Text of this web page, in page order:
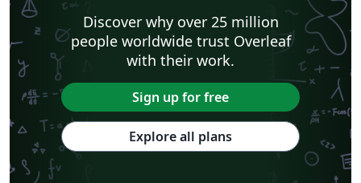
Discover why over 25 million
people worldwide trust Overleaf
with their work.
Sign up for free
Explore all plans